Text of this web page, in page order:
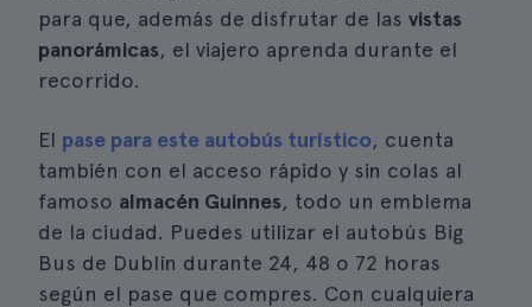
para que, además de disfrutar de las vistas
panorámicas, el viajero aprenda durante el
recorrido.
El pase para este autobús turístico, cuenta
también con el acceso rápido y sin colas al
famoso almacén Guinnes, todo un emblema
de la ciudad. Puedes utilizar el autobús Big
Bus de Dublín durante 24, 48 o 72 horas
según el pase que compres. Con cualquiera